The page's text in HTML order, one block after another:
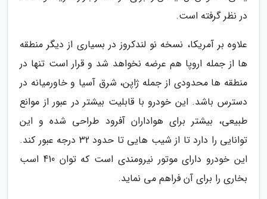
در نظر گرفته است.
علاوه بر آمریکا، نسخه نو لندکروز در بسیاری از دیگر منطقه
ها از جمله اروپا هم عرضه نخواهد شد و قرار است تنها در
منطقه ها محدودی از جمله ژاپن، شرق آسیا و خاورمیانه در
دسترس باشد. این خودرو با قابلیت بیشتر در عبور از موانع
طبیعی، بیشتر برای هواداران آفرود طراحی شده و این
توانایی را دارد تا از شیب هایی تا حدود 32 درجه عبور کند.
این خودرو دارای موتور نیرومندی است که توان 410 اسب
بخاری را برای آن فراهم می نماید.